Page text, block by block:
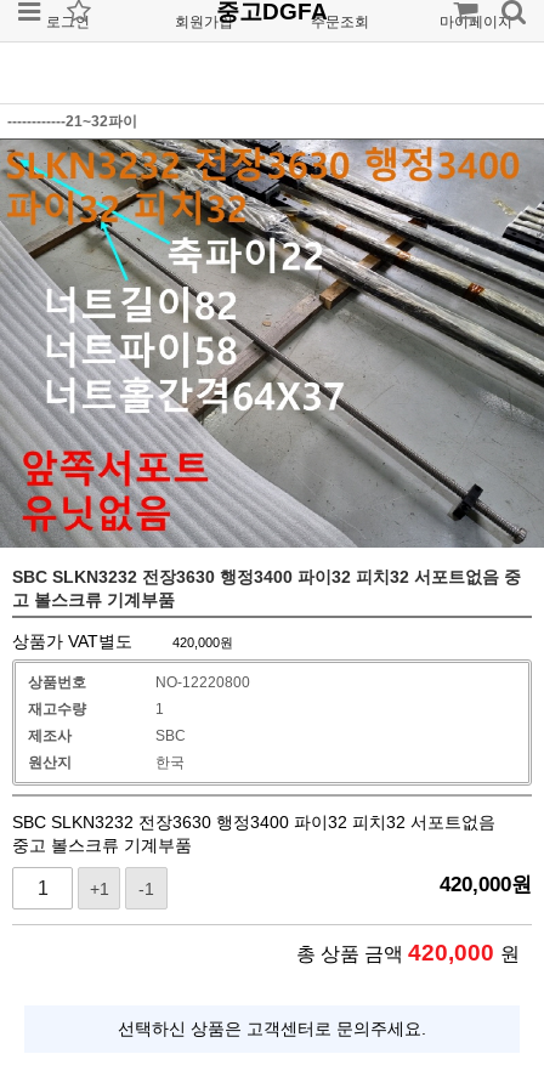
로그인 회원가입 주문조회 마이페이지
중고DGFA
------------21~32파이
SBC SLKN3232 전장3630 행정3400 파이32 피치32 서포트없음 중
고 볼스크류 기계부품
상품가 VAT별도 420,000원
상품번호
NO-12220800
재고수량
1
제조사
SBC
원산지
한국
SBC SLKN3232 전장3630 행정3400 파이32 피치32 서포트없음
중고 볼스크류 기계부품
+1 -1 420,000원
총 상품 금액 420,000 원
선택하신 상품은 고객센터로 문의주세요.